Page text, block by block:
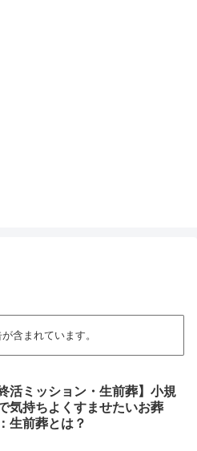
含まれています。
終活ミッション・生前葬】小規
気持ちよくすませたいお葬
生前葬とは？